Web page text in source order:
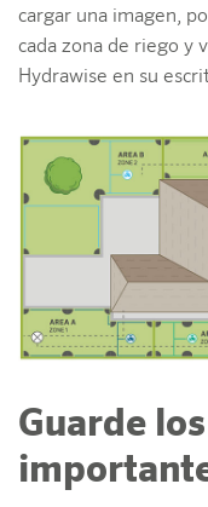
cargar una imagen,
cada zona de riego y
Hydrawise en su
Guarde